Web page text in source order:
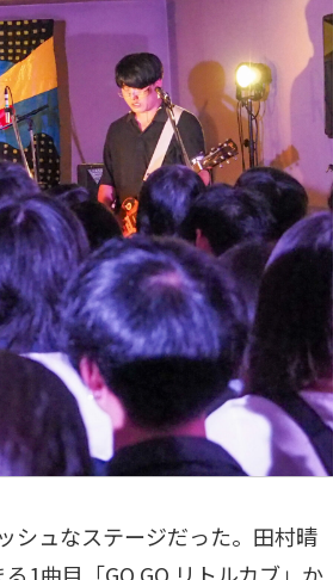
シュなステージだった。田村晴